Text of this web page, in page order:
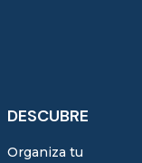
DESCUBRE
Organiza tu